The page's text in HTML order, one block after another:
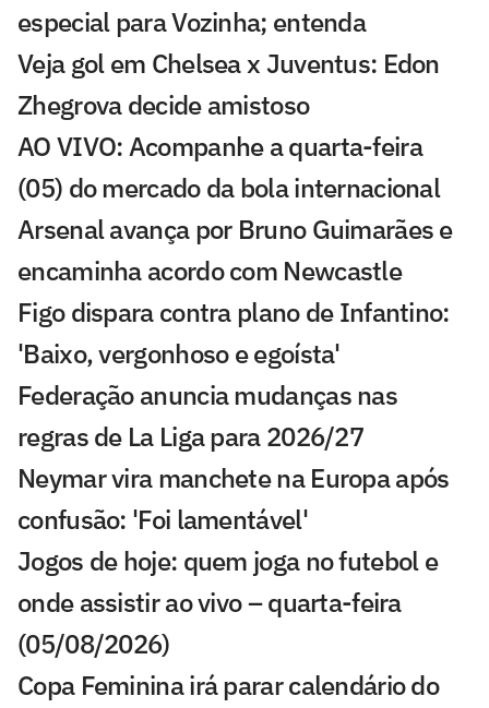
especial para Vozinha; entenda
Veja gol em Chelsea x Juventus: Edon
Zhegrova decide amistoso
AO VIVO: Acompanhe a quarta-feira
(05) do mercado da bola internacional
Arsenal avança por Bruno Guimarães e
encaminha acordo com Newcastle
Figo dispara contra plano de Infantino:
'Baixo, vergonhoso e egoísta'
Federação anuncia mudanças nas
regras de La Liga para 2026/27
Neymar vira manchete na Europa após
confusão: 'Foi lamentável'
Jogos de hoje: quem joga no futebol e
onde assistir ao vivo – quarta-feira
(05/08/2026)
Copa Feminina irá parar calendário do